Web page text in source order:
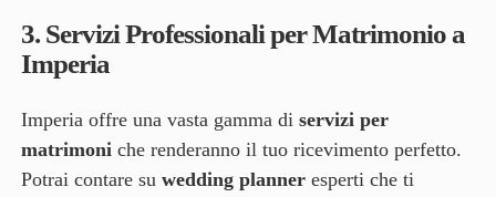
3. Servizi Professionali per Matrimonio a
Imperia
Imperia offre una vasta gamma di servizi per
matrimoniche renderanno il tuo ricevimento perfetto.
Potrai contare su wedding planneresperti che ti